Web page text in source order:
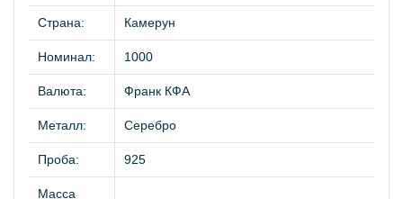
Страна: Камерун
Номинал: 1000
Валюта: Франк КФА
Металл: Серебро
Проба: 925
Масса